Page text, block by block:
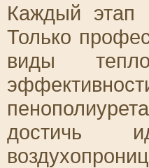
Каждый этап
Только
виды
достичь